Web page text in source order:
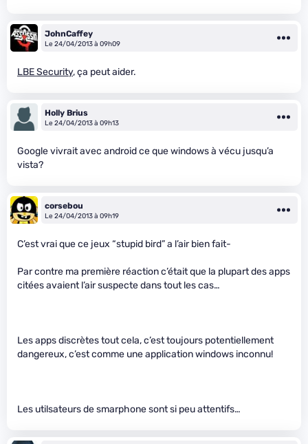
JohnCaffey
Le 24/04/2013 à 09h09
LBE Security, ça peut aider.
Holly Brius
Le 24/04/2013 à 09h13
Google vivrait avec android ce que windows à vécu jusqu’a
vista?
corsebou
Le 24/04/2013 à 09h19
C’est vrai que ce jeux “stupid bird” a l’air bien fait-
Par contre ma première réaction c’était que la plupart des apps
citées avaient l’air suspecte dans tout les cas…
Les apps discrètes tout cela, c’est toujours potentiellement
dangereux, c’est comme une application windows inconnu!
Les utilsateurs de smarphone sont si peu attentifs…